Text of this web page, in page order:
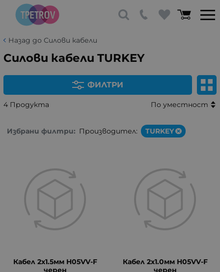
Назад до Силови кабели
Силови кабели TURKEY
ФИЛТРИ
4 Продукта По уместност
Избрани филтри: Производител: TURKEY
Кабел 2x1.5мм H05VV-F
черен
Кабел 2x1.0мм H05VV-F
черен